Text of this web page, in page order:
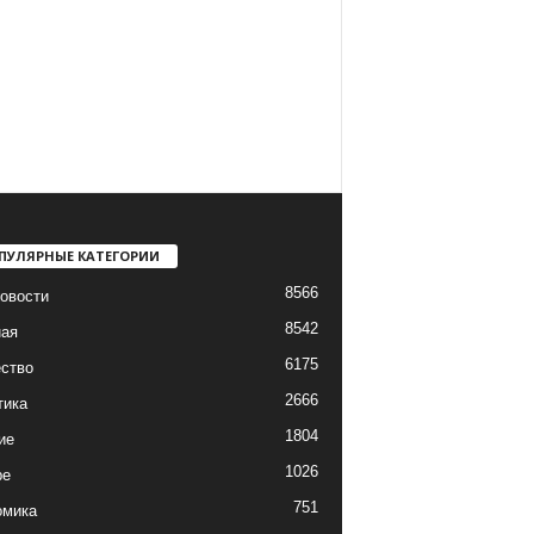
КАТЕГОРИИ
8566
8542
6175
2666
1804
1026
751